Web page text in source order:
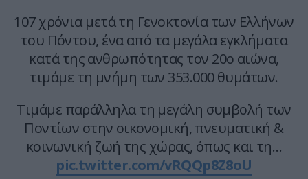
107 χρόνια μετά τη Γενοκτονία των Ελλήνων
του Πόντου, ένα από τα μεγάλα εγκλήματα
κατά της ανθρωπότητας τον 20ο αιώνα,
τιμάμε τη μνήμη των 353.000 θυμάτων.
Τιμάμε παράλληλα τη μεγάλη συμβολή των
Ποντίων στην οικονομική, πνευματική &
κοινωνική ζωή της χώρας, όπως και τη…
pic.twitter.com/vRQQp8Z8oU